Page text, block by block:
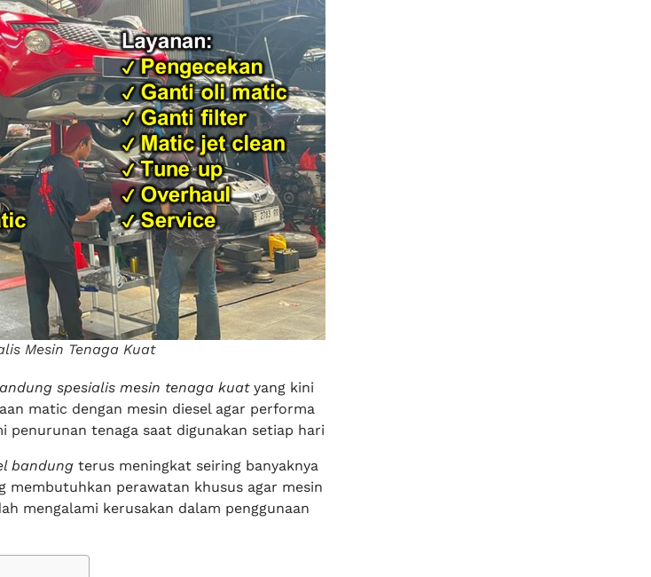
Mesin Tenaga Kuat
spesialis mesin tenaga kuatyang kini
matic dengan mesin diesel agar performa
tenaga saat digunakan setiap hari
bandungterus meningkat seiring banyaknya
membutuhkan perawatan khusus agar mesin
mengalami kerusakan dalam penggunaan